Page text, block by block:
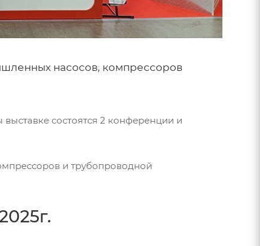
насосов, компрессоров
состоятся 2 конференции и
и трубопроводной